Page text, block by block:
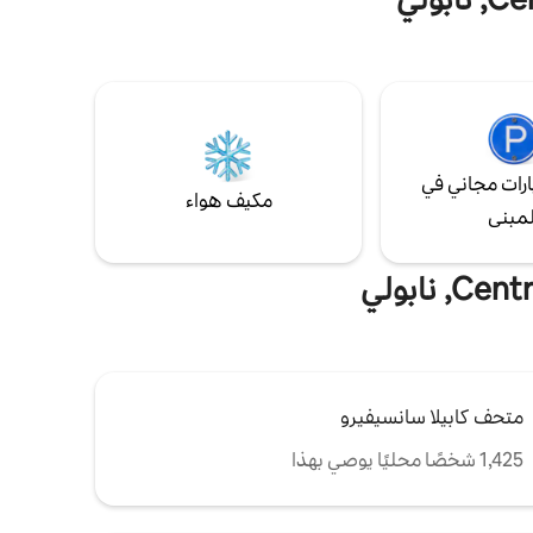
مجاني في
مكيف هواء
متحف كابيلا سانسيفيرو
1,425 شخصًا محليًا يوصي بهذا